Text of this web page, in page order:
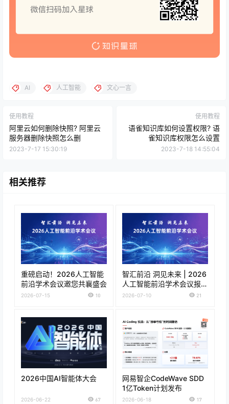
AI 人工智能 文心一言
使用教程
阿里云如何删除快照? 阿里云
服务器删除快照怎么删
2023-7-17 15:30:19
使用教程
语雀知识库如何设置权限? 语
雀知识库权限怎么设置
2023-7-18 14:55:04
相关推荐
重磅启动！2026人工智能
前沿学术会议邀您共襄盛会
2026-07-15 10
智汇前沿 洞见未来 | 2026
人工智能前沿学术会议报名
正式开启！
2026-07-10 21
2026中国AI智能体大会
2026-06-22 67
网易智企CodeWave SDD
1亿Token计划发布
2026-06-18 17